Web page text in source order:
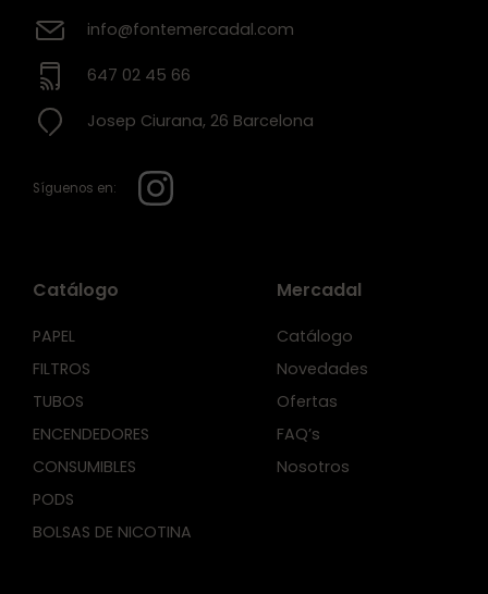
info@fontemercadal.com
647 02 45 66
Josep Ciurana, 26 Barcelona
Síguenos en:
Catálogo
PAPEL
FILTROS
TUBOS
ENCENDEDORES
CONSUMIBLES
PODS
BOLSAS DE NICOTINA
Mercadal
Catálogo
Novedades
Ofertas
FAQ’s
Nosotros